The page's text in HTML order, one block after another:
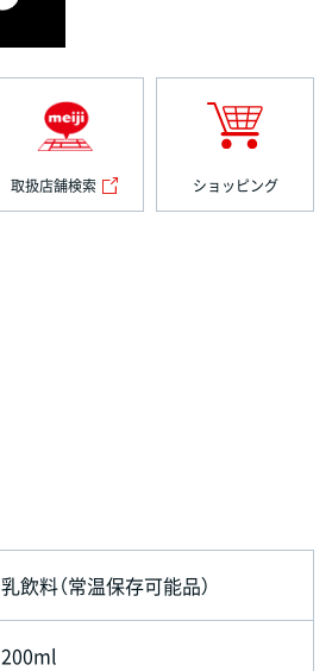
取扱店舗検索 ショッピング
乳飲料（常温保存可能品）
200ml